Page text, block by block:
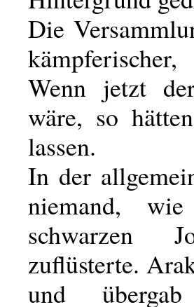
Die
Wenn jetzt
wäre, so
lassen.
In der
niemand,
schwarzen
zuflüsterte.
und